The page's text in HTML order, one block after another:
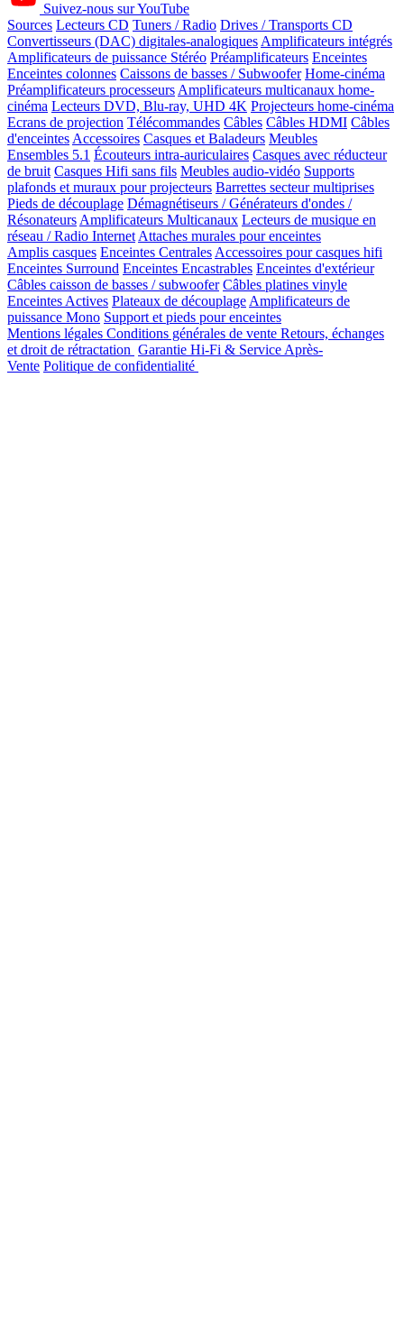
Suivez-nous sur YouTube
Sources Lecteurs CD Tuners / Radio Drives / Transports CD
Convertisseurs (DAC) digitales-analogiques Amplificateurs intégrés
Amplificateurs de puissance Stéréo Préamplificateurs Enceintes
Enceintes colonnes Caissons de basses / Subwoofer Home-cinéma
Préamplificateurs processeurs Amplificateurs multicanaux home-
cinéma Lecteurs DVD, Blu-ray, UHD 4K Projecteurs home-cinéma
Ecrans de projection Télécommandes Câbles Câbles HDMI Câbles
d'enceintes Accessoires Casques et Baladeurs Meubles
Ensembles 5.1 Écouteurs intra-auriculaires Casques avec réducteur
de bruit Casques Hifi sans fils Meubles audio-vidéo Supports
plafonds et muraux pour projecteurs Barrettes secteur multiprises
Pieds de découplage Démagnétiseurs / Générateurs d'ondes /
Résonateurs Amplificateurs Multicanaux Lecteurs de musique en
réseau / Radio Internet Attaches murales pour enceintes
Amplis casques Enceintes Centrales Accessoires pour casques hifi
Enceintes Surround Enceintes Encastrables Enceintes d'extérieur
Câbles caisson de basses / subwoofer Câbles platines vinyle
Enceintes Actives Plateaux de découplage Amplificateurs de
puissance Mono Support et pieds pour enceintes
Mentions légales Conditions générales de vente Retours, échanges
et droit de rétractation Garantie Hi-Fi & Service Après-
Vente Politique de confidentialité